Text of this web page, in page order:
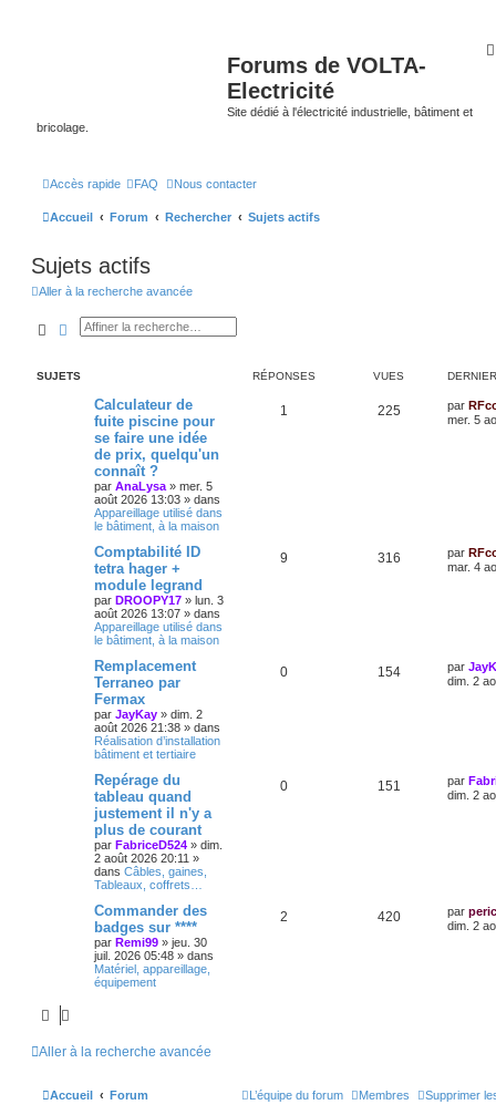
Forums de VOLTA-
Electricité
Site dédié à l'électricité industrielle, bâtiment et
bricolage.
Accès rapide FAQ Nous contacter
Accueil Forum Rechercher Sujets actifs
Sujets actifs
Aller à la recherche avancée
Rechercher
Recherche avancée
SUJETS RÉPONSES VUES
Calculateur de
fuite piscine pour
se faire une idée
de prix, quelqu'un
connaît ?
par AnaLysa » mer. 5
août 2026 13:03 » dans
Appareillage utilisé dans
le bâtiment, à la maison
1 225 par
mer. 5
Comptabilité ID
tetra hager +
module legrand
par DROOPY17 » lun. 3
août 2026 13:07 » dans
Appareillage utilisé dans
le bâtiment, à la maison
9 316 par
mar. 4
Remplacement
Terraneo par
Fermax
par JayKay » dim. 2
août 2026 21:38 » dans
Réalisation d’installation
bâtiment et tertiaire
0 154 par
dim. 2
Repérage du
tableau quand
justement il n'y a
plus de courant
par FabriceD524 » dim.
2 août 2026 20:11 »
dans Câbles, gaines,
Tableaux, coffrets…
0 151 par
dim. 2
Commander des
badges sur ****
par Remi99 » jeu. 30
juil. 2026 05:48 » dans
Matériel, appareillage,
équipement
2 420 par
dim. 2
Aller à la recherche avancée
Accueil Forum Supprimer
Membres
L’équipe du forum